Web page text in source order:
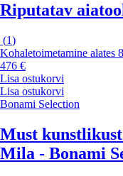
Riputatav
(1)
Kohaletoimetamine alates
476 €
Lisa ostukorvi
Lisa ostukorvi
Bonami Selection
Must
Mila - Bonami